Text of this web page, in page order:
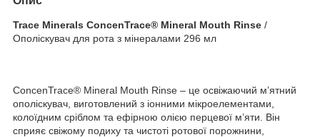
Trace Minerals ConcenTrace® Mineral Mouth Rinse /
Ополіскувач для рота з мінералами 296 мл
ConcenTrace® Mineral Mouth Rinse – це освіжаючий м’ятний
ополіскувач, виготовлений з іонними мікроелементами,
колоїдним сріблом та ефірною олією перцевої м’яти. Він
сприяє свіжому подиху та чистоті ротової порожнини,